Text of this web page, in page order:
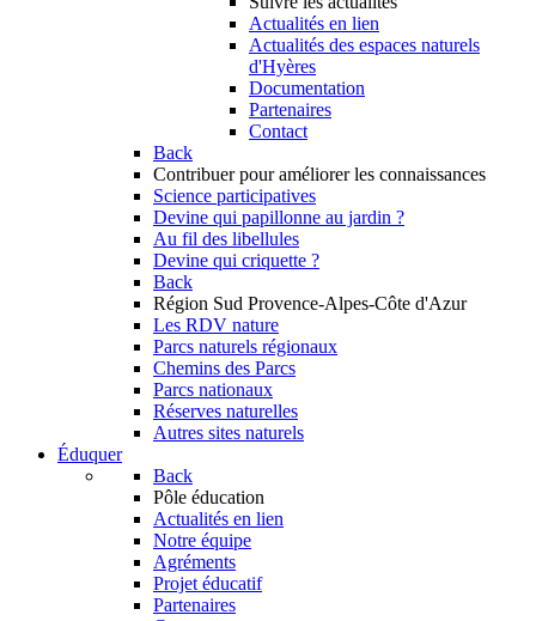
Actualités en lien
Actualités des espaces naturels
d'Hyères
Documentation
Partenaires
Contact
Back
Contribuer pour améliorer les connaissances
Science participatives
Devine qui papillonne au jardin ?
Au fil des libellules
Devine qui criquette ?
Back
Région Sud Provence-Alpes-Côte d'Azur
Les RDV nature
Parcs naturels régionaux
Chemins des Parcs
Parcs nationaux
Réserves naturelles
Autres sites naturels
Éduquer
Back
Pôle éducation
Actualités en lien
Notre équipe
Agréments
Projet éducatif
Partenaires